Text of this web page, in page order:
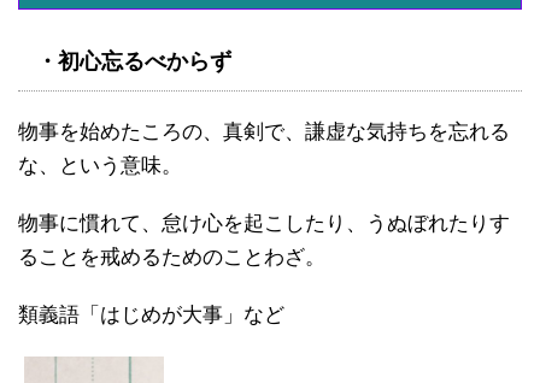
・初心忘るべからず
物事を始めたころの、真剣で、謙虚な気持ちを忘れる
な、という意味。
物事に慣れて、怠け心を起こしたり、うぬぼれたりす
ることを戒めるためのことわざ。
類義語「はじめが大事」など